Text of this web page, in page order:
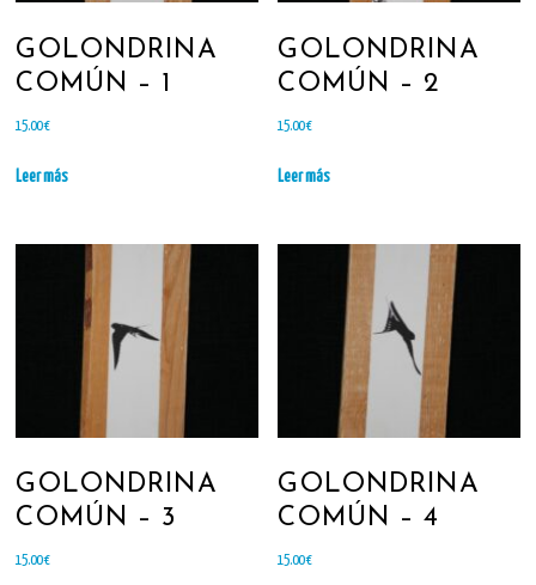
GOLONDRINA
COMÚN – 1
15.00€
Leer más
GOLONDRINA
COMÚN – 2
15.00€
Leer más
GOLONDRINA
COMÚN – 3
15.00€
GOLONDRINA
COMÚN – 4
15.00€